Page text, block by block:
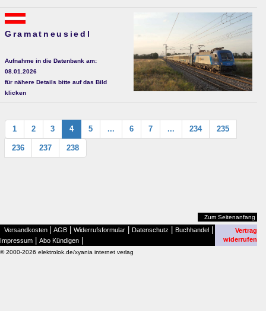
Gramatneusiedl
Aufnahme in die Datenbank am:
08.01.2026
für nähere Details bitte auf das Bild
klicken
1 2 3 4 5 ... 6 7 ... 234 235
236 237 238
Zum Seitenanfang
Versandkosten AGB Widerrufsformular Datenschutz Buchhandel
Impressum Abo Kündigen
Vertrag
widerrufen
© 2000-2026 elektrolok.de/xyania internet verlag